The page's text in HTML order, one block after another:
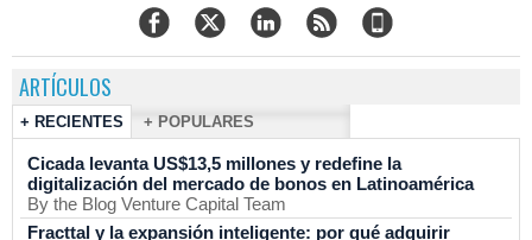
ARTÍCULOS
+ RECIENTES + POPULARES
Cicada levanta US$13,5 millones y redefine la
digitalización del mercado de bonos en Latinoamérica
By the Blog Venture Capital Team
Fracttal y la expansión inteligente: por qué adquirir